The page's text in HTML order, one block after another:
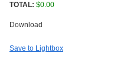
TOTAL: $0.00
Download
Save to Lightbox